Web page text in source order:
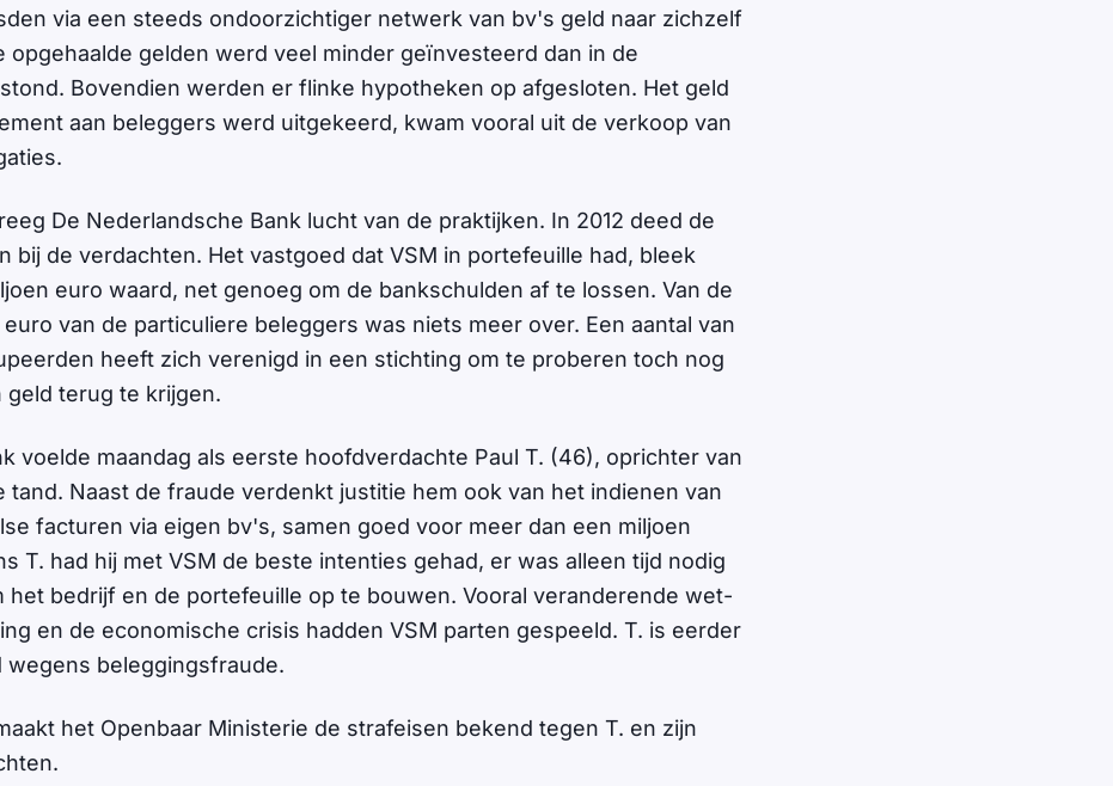
via een steeds ondoorzichtiger netwerk van bv's geld naar zichzelf
opgehaalde gelden werd veel minder geïnvesteerd dan in de
Bovendien werden er flinke hypotheken op afgesloten. Het geld
aan beleggers werd uitgekeerd, kwam vooral uit de verkoop van
De Nederlandsche Bank lucht van de praktijken. In 2012 deed de
bij de verdachten. Het vastgoed dat VSM in portefeuille had, bleek
euro waard, net genoeg om de bankschulden af te lossen. Van de
euro van de particuliere beleggers was niets meer over. Een aantal van
heeft zich verenigd in een stichting om te proberen toch nog
geld terug te krijgen.
voelde maandag als eerste hoofdverdachte Paul T. (46), oprichter van
tand. Naast de fraude verdenkt justitie hem ook van het indienen van
facturen via eigen bv's, samen goed voor meer dan een miljoen
T. had hij met VSM de beste intenties gehad, er was alleen tijd nodig
het bedrijf en de portefeuille op te bouwen. Vooral veranderende wet-
en de economische crisis hadden VSM parten gespeeld. T. is eerder
wegens beleggingsfraude.
het Openbaar Ministerie de strafeisen bekend tegen T. en zijn